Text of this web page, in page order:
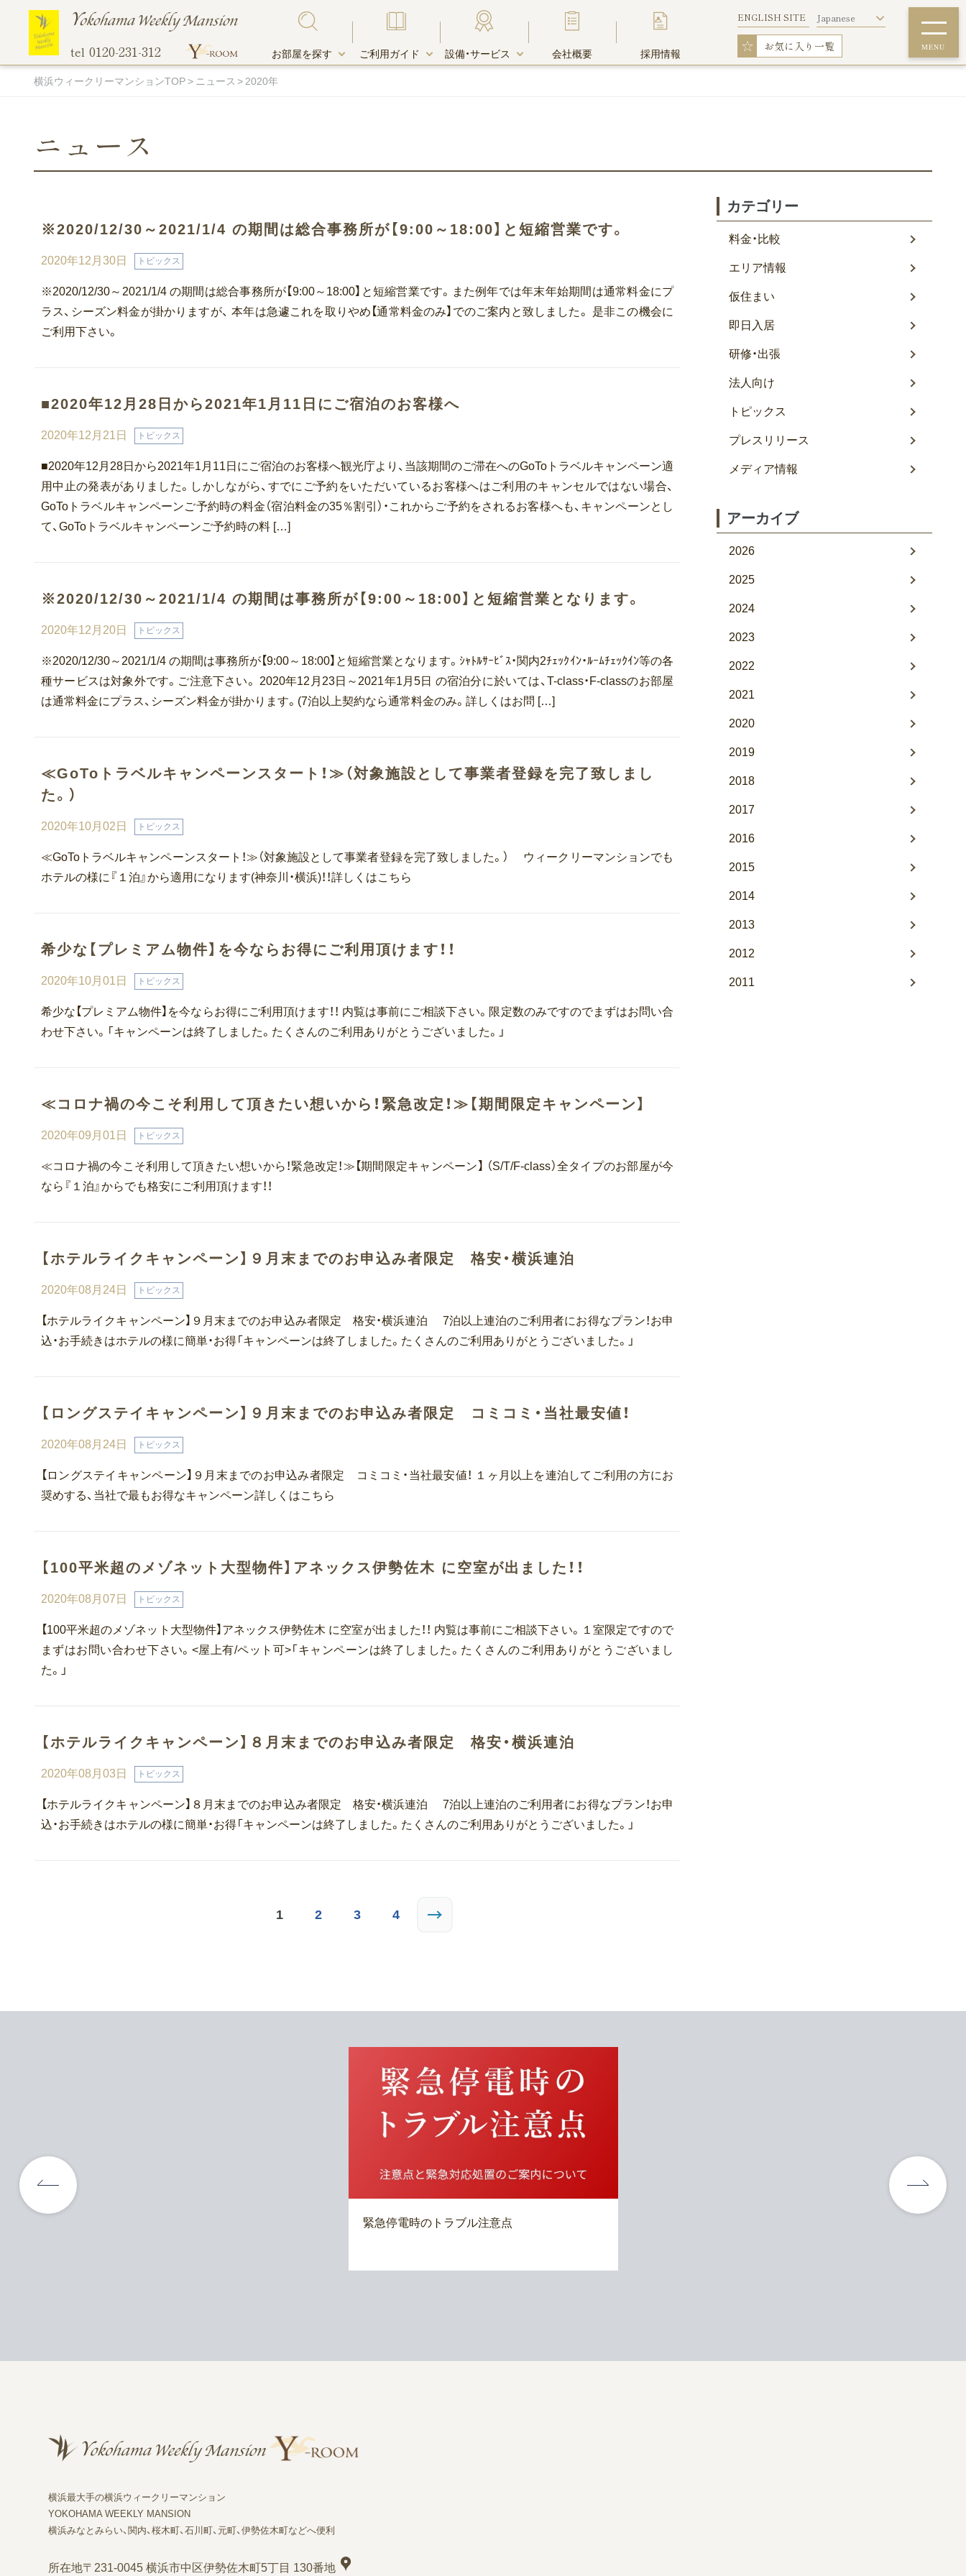
tel 0120-231-312 お部屋を探す ご利用ガイド 設備・サービス 会社概要 採用情報
MENU
ENGLISH SITE Japanese
☆ お気に入り一覧
超大型プレミアム物件
フィットネスジム付き
関内エリア
ウイークリーマンションを初めてご利用の
法人研修・入居ご予約ご担当者様へ
トランクルーム
横浜ウィークリーマンションTOP ニュース 2020年
ニュース
※2020/12/30～2021/1/4 の期間は総合事務所が【9:00～18:00】と短縮営業です。
2020年12月30日 トピックス
※2020/12/30～2021/1/4 の期間は総合事務所が【9:00～18:00】と短縮営業です。また例年では年末年始期間は通常料金にプ
ラス、シーズン料金が掛かりますが、 本年は急遽これを取りやめ【通常料金のみ】でのご案内と致しました。 是非この機会に
ご利用下さい。
■2020年12月28日から2021年1月11日にご宿泊のお客様へ
2020年12月21日 トピックス
■2020年12月28日から2021年1月11日にご宿泊のお客様へ観光庁より、当該期間のご滞在へのGoToトラベルキャンペーン適
用中止の発表がありました。しかしながら、すでにご予約をいただいているお客様へはご利用のキャンセルではない場合、
GoToトラベルキャンペーンご予約時の料金（宿泊料金の35％割引）・これからご予約をされるお客様へも、キャンペーンとし
て、GoToトラベルキャンペーンご予約時の料 […]
※2020/12/30～2021/1/4 の期間は事務所が【9:00～18:00】と短縮営業となります。
2020年12月20日 トピックス
※2020/12/30～2021/1/4 の期間は事務所が【9:00～18:00】と短縮営業となります。ｼｬﾄﾙｻｰﾋﾞｽ・関内2ﾁｪｯｸｲﾝ・ﾙｰﾑﾁｪｯｸｲﾝ等の各
種サービスは対象外です。ご注意下さい。 2020年12月23日～2021年1月5日 の宿泊分に於いては、T-class・F-classのお部屋
は通常料金にプラス、シーズン料金が掛かります。(7泊以上契約なら通常料金のみ。詳しくはお問 […]
≪GoToトラベルキャンペーンスタート！≫（対象施設として事業者登録を完了致しまし
た。）
2020年10月02日 トピックス
≪GoToトラベルキャンペーンスタート！≫（対象施設として事業者登録を完了致しました。） ウィークリーマンションでも
ホテルの様に『１泊』から適用になります(神奈川・横浜)！！詳しくはこちら
希少な【プレミアム物件】を今ならお得にご利用頂けます！！
2020年10月01日 トピックス
希少な【プレミアム物件】を今ならお得にご利用頂けます！！ 内覧は事前にご相談下さい。限定数のみですのでまずはお問い合
わせ下さい。「キャンペーンは終了しました。たくさんのご利用ありがとうございました。」
≪コロナ禍の今こそ利用して頂きたい想いから！緊急改定！≫【期間限定キャンペーン】
2020年09月01日 トピックス
≪コロナ禍の今こそ利用して頂きたい想いから！緊急改定！≫【期間限定キャンペーン】 （S/T/F-class）全タイプのお部屋が今
なら『１泊』からでも格安にご利用頂けます！！
【ホテルライクキャンペーン】９月末までのお申込み者限定 格安・横浜連泊
2020年08月24日 トピックス
【ホテルライクキャンペーン】９月末までのお申込み者限定 格安・横浜連泊 7泊以上連泊のご利用者にお得なプラン！お申
込・お手続きはホテルの様に簡単・お得「キャンペーンは終了しました。たくさんのご利用ありがとうございました。」
【ロングステイキャンペーン】９月末までのお申込み者限定 コミコミ・当社最安値！
2020年08月24日 トピックス
【ロングステイキャンペーン】９月末までのお申込み者限定 コミコミ・当社最安値！ １ヶ月以上を連泊してご利用の方にお
奨めする、当社で最もお得なキャンペーン詳しくはこちら
【100平米超のメゾネット大型物件】アネックス伊勢佐木 に空室が出ました！！
2020年08月07日 トピックス
【100平米超のメゾネット大型物件】アネックス伊勢佐木 に空室が出ました！！ 内覧は事前にご相談下さい。１室限定ですので
まずはお問い合わせ下さい。<屋上有/ペット可>「キャンペーンは終了しました。たくさんのご利用ありがとうございまし
た。」
【ホテルライクキャンペーン】８月末までのお申込み者限定 格安・横浜連泊
2020年08月03日 トピックス
【ホテルライクキャンペーン】８月末までのお申込み者限定 格安・横浜連泊 7泊以上連泊のご利用者にお得なプラン！お申
込・お手続きはホテルの様に簡単・お得「キャンペーンは終了しました。たくさんのご利用ありがとうございました。」
1 2 3 4
カテゴリー
料金・比較
エリア情報
仮住まい
即日入居
研修・出張
法人向け
トピックス
プレスリリース
メディア情報
アーカイブ
2026
2025
2024
2023
2022
2021
2020
2019
2018
2017
2016
2015
2014
2013
2012
2011
緊急停電時のトラブル注意点
横浜最大手の横浜ウィークリーマンション
YOKOHAMA WEEKLY MANSION
横浜みなとみらい、関内、桜木町、石川町、元町、伊勢佐木町などへ便利
所在地〒231-0045 横浜市中区伊勢佐木町5丁目 130番地